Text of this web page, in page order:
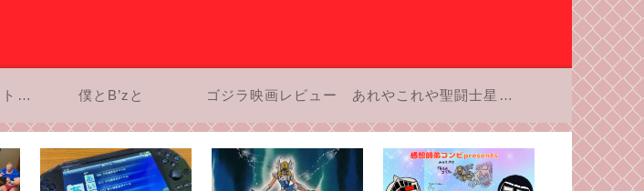
買ってみたガジェットのお話 僕とB’zと ゴジラ映画レビュー あれやこれや聖闘士星矢